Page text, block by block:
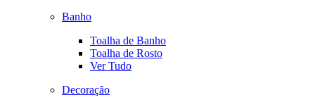
Banho
Toalha de Banho
Toalha de Rosto
Ver Tudo
Decoração